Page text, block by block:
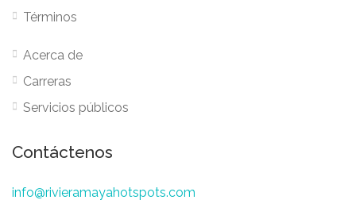
Términos
Acerca de
Carreras
Servicios públicos
Contáctenos
info@rivieramayahotspots.com